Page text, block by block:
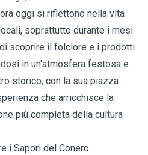
oggi si riflettono nella vita
soprattutto durante i mesi
scoprire il folclore e i prodotti
in un'atmosfera festosa e
storico, con la sua piazza
che arricchisce la
più completa della cultura
i Sapori del Conero